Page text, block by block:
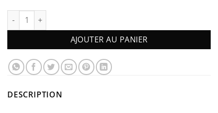
quantité de Le Pack SÉLECTION
AJOUTER AU PANIER
DESCRIPTION